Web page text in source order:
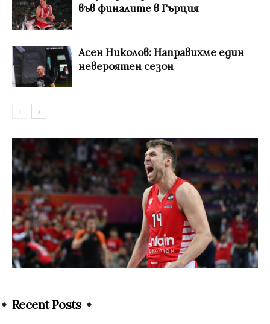
във финалите в Гърция
Асен Николов: Направихме един
невероятен сезон
Recent Posts